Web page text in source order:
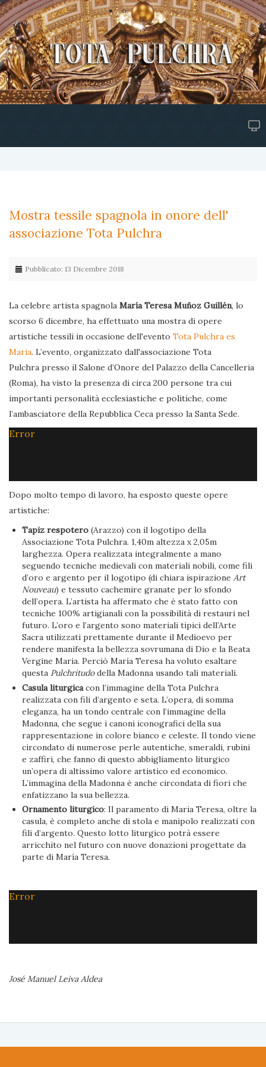
Mostra tessile spagnola in onore dell'
associazione Tota Pulchra
Pubblicato: 13 Dicembre 2018
La celebre artista spagnola María Teresa Muñoz Guillén, lo
scorso 6 dicembre, ha effettuato una mostra di opere
artistiche tessili in occasione dell'evento Tota Pulchra es
Maria. L’evento, organizzato dall'associazione Tota
Pulchra presso il Salone d’Onore del Palazzo della Cancelleria
(Roma), ha visto la presenza di circa 200 persone tra cui
importanti personalità ecclesiastiche e politiche, come
l’ambasciatore della Repubblica Ceca presso la Santa Sede.
Error
Dopo molto tempo di lavoro, ha esposto queste opere
artistiche:
Tapiz respotero (Arazzo) con il logotipo della
Associazione Tota Pulchra. 1,40m altezza x 2,05m
larghezza. Opera realizzata integralmente a mano
seguendo tecniche medievali con materiali nobili, come fili
d’oro e argento per il logotipo (di chiara ispirazioneArt
Nouveau) e tessuto cachemire granate per lo sfondo
dell’opera. L’artista ha affermato che è stato fatto con
tecniche 100% artigianali con la possibilità di restauri nel
futuro. L’oro e l’argento sono materiali tipici dell’Arte
Sacra utilizzati prettamente durante il Medioevo per
rendere manifesta la bellezza sovrumana di Dio e la Beata
Vergine Maria. Perciò María Teresa ha voluto esaltare
questa Pulchritudodella Madonna usando tali materiali.
Casula liturgicacon l’immagine della Tota Pulchra
realizzata con fili d’argento e seta. L’opera, di somma
eleganza, ha un tondo centrale con l’immagine della
Madonna, che segue i canoni iconografici della sua
rappresentazione in colore bianco e celeste. Il tondo viene
circondato di numerose perle autentiche, smeraldi, rubini
e zaffiri, che fanno di questo abbigliamento liturgico
un’opera di altissimo valore artistico ed economico.
L’immagina della Madonna è anche circondata di fiori che
enfatizzano la sua bellezza.
Ornamento liturgico: Il paramento di Maria Teresa, oltre la
casula, è completo anche di stola e manipolo realizzati con
fili d’argento. Questo lotto liturgico potrà essere
arricchito nel futuro con nuove donazioni progettate da
parte di María Teresa.
Error
José Manuel Leiva Aldea